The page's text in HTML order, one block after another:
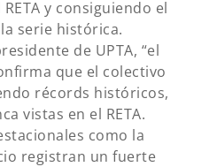
y consiguiendo el
serie histórica.
de UPTA, “el
que el colectivo
récords históricos,
vistas en el RETA.
como la
registran un fuerte